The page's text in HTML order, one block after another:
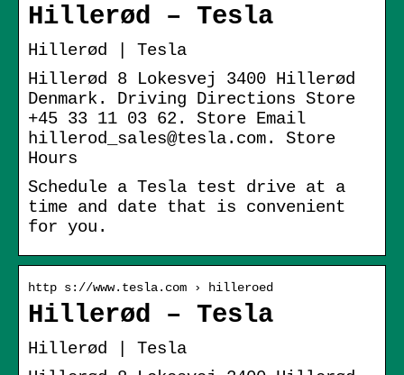
Hillerød – Tesla
Hillerød | Tesla
Hillerød 8 Lokesvej 3400 Hillerød
Denmark. Driving Directions Store
+45 33 11 03 62. Store Email
hillerod_sales@tesla.com. Store
Hours
Schedule a Tesla test drive at a
time and date that is convenient
for you.
http s://www.tesla.com › hilleroed
Hillerød – Tesla
Hillerød | Tesla